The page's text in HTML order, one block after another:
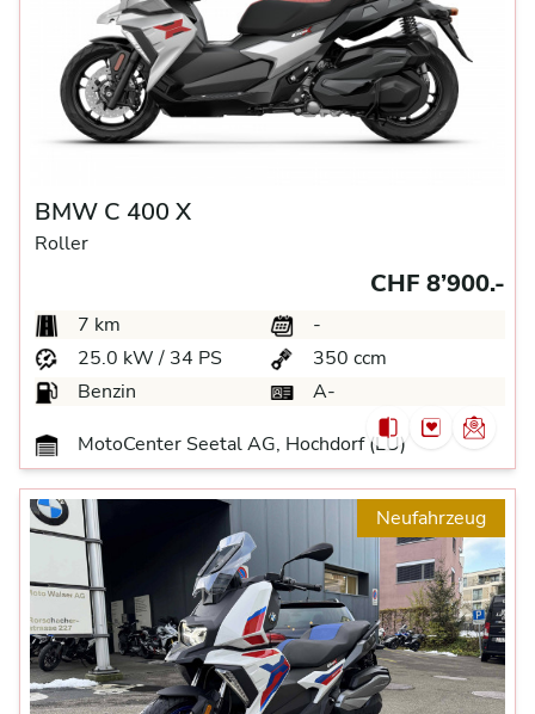
BMW C 400 X
Roller
CHF 8’900.-
7 km
-
25.0 kW / 34 PS
350 ccm
Benzin
A-
MotoCenter Seetal AG, Hochdorf (LU)
Neufahrzeug